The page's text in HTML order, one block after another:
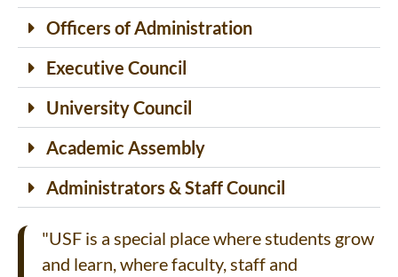
Officers of Administration
Executive Council
University Council
Academic Assembly
Administrators & Staff Council
"USF is a special place where students grow
and learn, where faculty, staff and